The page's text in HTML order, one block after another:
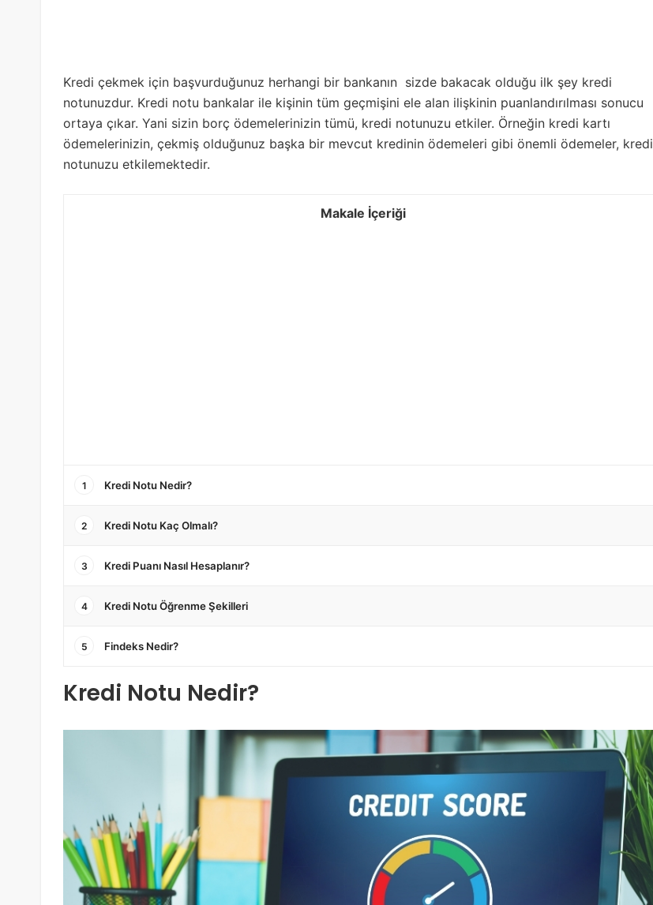
Kredi çekmek için başvurduğunuz herhangi bir bankanın sizde bakacak olduğu ilk şey kredi
notunuzdur. Kredi notu bankalar ile kişinin tüm geçmişini ele alan ilişkinin puanlandırılması sonucu
ortaya çıkar. Yani sizin borç ödemelerinizin tümü, kredi notunuzu etkiler. Örneğin kredi kartı
ödemelerinizin, çekmiş olduğunuz başka bir mevcut kredinin ödemeleri gibi önemli ödemeler, kredi
notunuzu etkilemektedir.
Makale İçeriği
1 Kredi Notu Nedir?
2 Kredi Notu Kaç Olmalı?
3 Kredi Puanı Nasıl Hesaplanır?
4 Kredi Notu Öğrenme Şekilleri
5 Findeks Nedir?
Kredi Notu Nedir?